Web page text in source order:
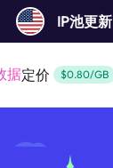
IP池更
据定价 $0.80/GB